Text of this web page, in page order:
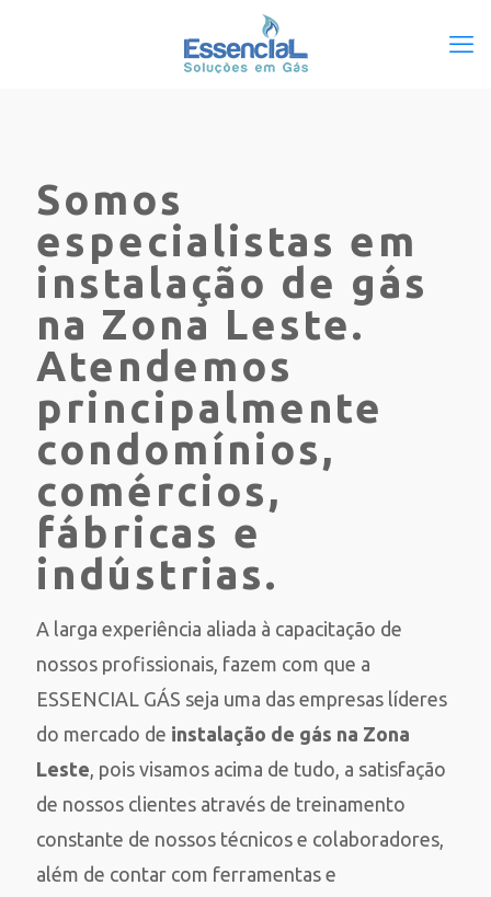
Somos
especialistas em
instalação de gás
na Zona Leste.
Atendemos
principalmente
condomínios,
comércios,
fábricas e
indústrias.
A larga experiência aliada à capacitação de
nossos profissionais, fazem com que a
ESSENCIAL GÁS seja uma das empresas líderes
do mercado de instalação de gás na Zona
Leste, pois visamos acima de tudo, a satisfação
de nossos clientes através de treinamento
constante de nossos técnicos e colaboradores,
além de contar com ferramentas e